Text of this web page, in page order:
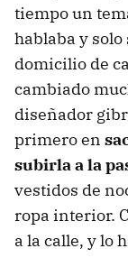
tiempo un
hablaba y
domicilio de
cambiado
diseñador
primero en
subirla a la
vestidos de
ropa interior.
a la calle, y lo